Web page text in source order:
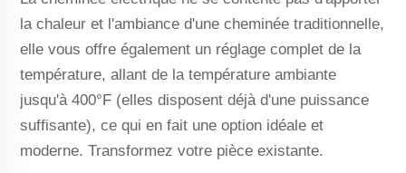
la chaleur et l'ambiance d'une cheminée traditionnelle,
elle vous offre également un réglage complet de la
température, allant de la température ambiante
jusqu'à 400°F (elles disposent déjà d'une puissance
suffisante), ce qui en fait une option idéale et
moderne. Transformez votre pièce existante.